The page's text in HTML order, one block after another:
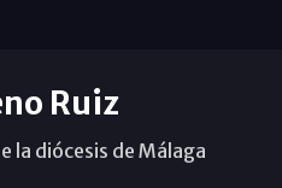
Ruiz
la diócesis de Málaga